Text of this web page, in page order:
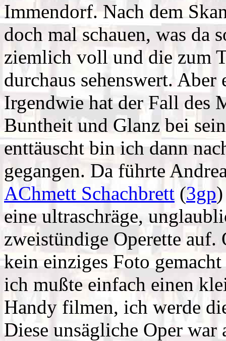
Immendorf. Nach dem
doch mal schauen, was da
ziemlich voll und die zum
durchaus sehenswert.
Irgendwie hat der Fall des
Buntheit und Glanz bei
enttäuscht bin ich dann
gegangen. Da führte
AChmett Schachbrett (3gp
eine ultraschräge,
zweistündige Operette
kein einziges Foto
ich mußte einfach einen
Handy filmen, ich werde
Diese unsägliche Oper